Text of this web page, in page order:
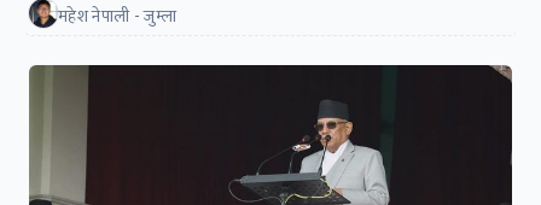
महेश नेपाली - जुम्ला